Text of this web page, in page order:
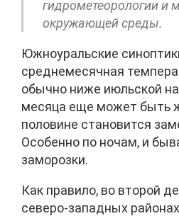
гидрометеорологии и
окружающей среды.
Южноуральские
среднемесячная
обычно ниже июльской на
месяца еще может быть
половине становится
Особенно по ночам, и
заморозки.
Как правило, во второй
северо-западных